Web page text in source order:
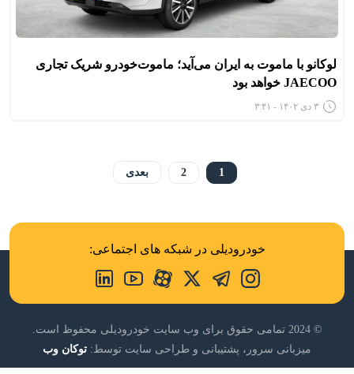
لوکانو با ماموت به ایران می‌آید؛ ماموت‌خودرو شریک تجاری
JAECOO خواهد بود
۳ دی ۱۴۰۲ - ۳:۴۱
1
2 بعدی
خودرودیلی در شبکه های اجتماعی:
© 2024 تمامی حقوق برای وب سایت خودرودیلی محفوظ است.
میزبانی سرور، پشتیبانی و طراحی سایت توسط: توکان وب